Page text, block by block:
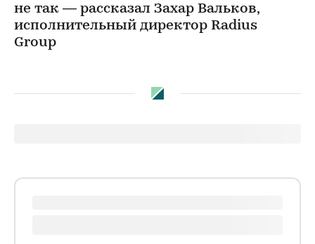
не так — рассказал Захар Вальков,
исполнительный директор Radius
Group